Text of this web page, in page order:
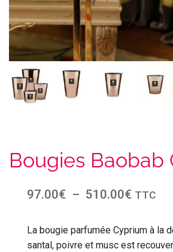
Bougies Baobab
97.00€ – 510.00€ TTC
La bougie parfumée Cyprium à la
santal, poivre et musc est